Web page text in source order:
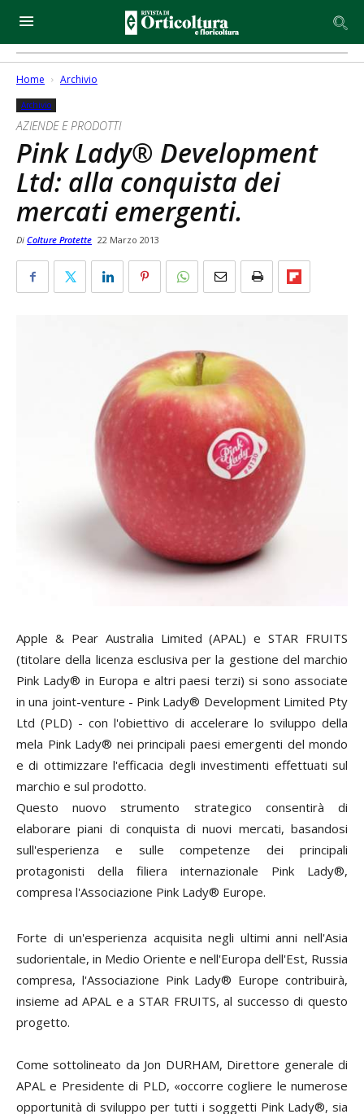
Home Archivio
Archivio
AZIENDE E PRODOTTI
Pink Lady® Development
Ltd: alla conquista dei
mercati emergenti.
Di Colture Protette 22 Marzo 2013
Apple & Pear Australia Limited (APAL) e STAR FRUITS
(titolare della licenza esclusiva per la gestione del marchio
Pink Lady® in Europa e altri paesi terzi) si sono associate
in una joint-venture - Pink Lady® Development Limited Pty
Ltd (PLD) - con l'obiettivo di accelerare lo sviluppo della
mela Pink Lady® nei principali paesi emergenti del mondo
e di ottimizzare l'efficacia degli investimenti effettuati sul
marchio e sul prodotto.
Questo nuovo strumento strategico consentirà di
elaborare piani di conquista di nuovi mercati, basandosi
sull'esperienza e sulle competenze dei principali
protagonisti della filiera internazionale Pink Lady®,
compresa l'Associazione Pink Lady® Europe.
Forte di un'esperienza acquisita negli ultimi anni nell'Asia
sudorientale, in Medio Oriente e nell'Europa dell'Est, Russia
compresa, l'Associazione Pink Lady® Europe contribuirà,
insieme ad APAL e a STAR FRUITS, al successo di questo
progetto.
Come sottolineato da Jon DURHAM, Direttore generale di
APAL e Presidente di PLD, «occorre cogliere le numerose
opportunità di sviluppo per tutti i soggetti Pink Lady®, sia